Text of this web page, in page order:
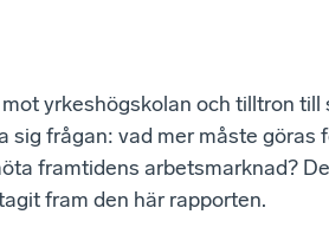
yrkeshögskolan och tilltron
sig frågan: vad mer måste göras
framtidens arbetsmarknad?
fram den här rapporten.